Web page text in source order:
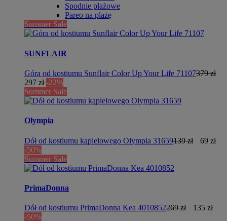
Spodnie plażowe
Pareo na plażę
Summer Sale
SUNFLAIR
Góra od kostiumu Sunflair Color Up Your Life 71107379 zł
297 zł -22%
Summer Sale
Olympia
Dół od kostiumu kąpielowego Olympia 31659139 zł
69 zł
-50%
Summer Sale
PrimaDonna
Dół od kostiumu PrimaDonna Kea 4010852269 zł
135 zł
-50%